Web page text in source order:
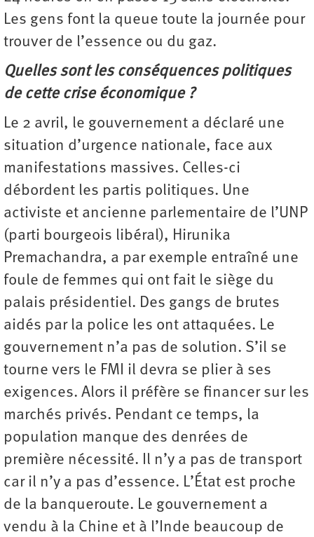
Les gens font la queue toute la journée pour
trouver de l’essence ou du gaz.
Quelles sont les conséquences politiques
de cette crise économique ?
Le 2 avril, le gouvernement a déclaré une
situation d’urgence nationale, face aux
manifestations massives. Celles-ci
débordent les partis politiques. Une
activiste et ancienne parlementaire de l’UNP
(parti bourgeois libéral), Hirunika
Premachandra, a par exemple entraîné une
foule de femmes qui ont fait le siège du
palais présidentiel. Des gangs de brutes
aidés par la police les ont attaquées. Le
gouvernement n’a pas de solution. S’il se
tourne vers le FMI il devra se plier à ses
exigences. Alors il préfère se financer sur les
marchés privés. Pendant ce temps, la
population manque des denrées de
première nécessité. Il n’y a pas de transport
car il n’y a pas d’essence. L’État est proche
de la banqueroute. Le gouvernement a
vendu à la Chine et à l’Inde beaucoup de